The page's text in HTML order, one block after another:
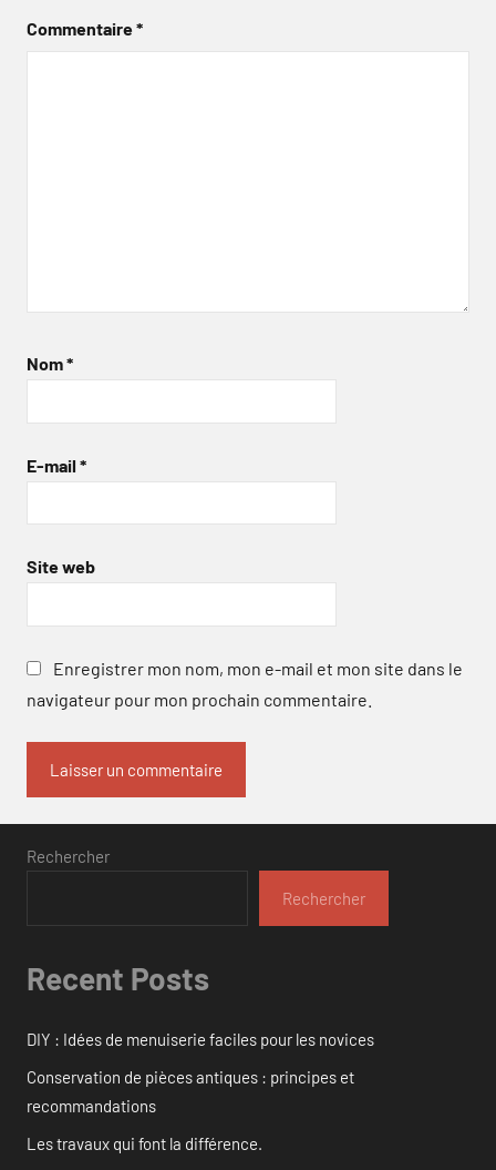
Commentaire*
Nom*
E-mail *
Site web
Enregistrer mon nom, mon e-mail et mon site dans le
navigateur pour mon prochain commentaire.
Rechercher
Rechercher
Recent Posts
DIY : Idées de menuiserie faciles pour les novices
Conservation de pièces antiques : principes et
recommandations
Les travaux qui font la différence.